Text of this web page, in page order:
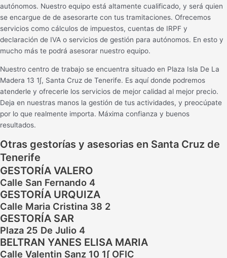
autónomos. Nuestro equipo está altamente cualificado, y será quien
se encargue de de asesorarte con tus tramitaciones. Ofrecemos
servicios como cálculos de impuestos, cuentas de IRPF y
declaración de IVA o servicios de gestión para autónomos. En esto y
mucho más te podrá asesorar nuestro equipo.
Nuestro centro de trabajo se encuentra situado en Plaza Isla De La
Madera 13 1∫, Santa Cruz de Tenerife. Es aquí donde podremos
atenderle y ofrecerle los servicios de mejor calidad al mejor precio.
Deja en nuestras manos la gestión de tus actividades, y preocúpate
por lo que realmente importa. Máxima confianza y buenos
resultados.
Otras gestorías y asesorias en Santa Cruz de
Tenerife
GESTORÍA VALERO
Calle San Fernando 4
GESTORÍA URQUIZA
Calle Maria Cristina 38 2
GESTORÍA SAR
Plaza 25 De Julio 4
BELTRAN YANES ELISA MARIA
Calle Valentin Sanz 10 1∫ OFIC